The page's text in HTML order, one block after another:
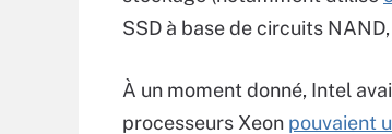
SSD à base de circuits
À un moment donné, Intel
processeurs Xeon pouvaient